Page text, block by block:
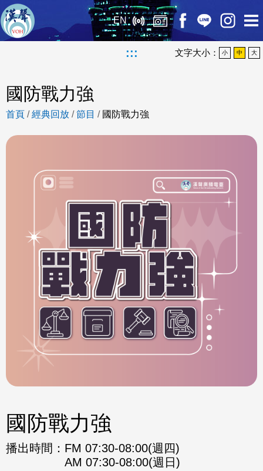
EN
::: 文字大小： 小 中 大
國防戰力強
首頁 /經典回放 /節目 / 國防戰力強
國防戰力強
播出時間： FM 07:30-08:00(週四)
AM 07:30-08:00(週日)